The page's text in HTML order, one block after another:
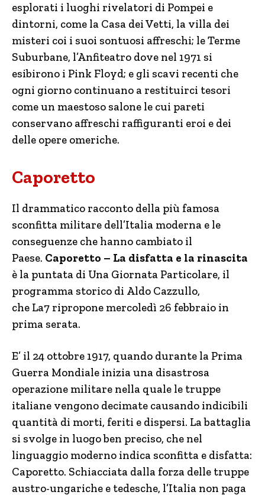
esplorati i luoghi rivelatori di Pompei e
dintorni, come la Casa dei Vetti, la villa dei
misteri coi i suoi sontuosi affreschi; le Terme
Suburbane, l’Anfiteatro dove nel 1971 si
esibirono i Pink Floyd; e gli scavi recenti che
ogni giorno continuano a restituirci tesori
come un maestoso salone le cui pareti
conservano affreschi raffiguranti eroi e dei
delle opere omeriche.
Caporetto
Il drammatico racconto della più famosa
sconfitta militare dell’Italia moderna e le
conseguenze che hanno cambiato il
Paese. Caporetto – La disfatta e la rinascita
è la puntata di Una Giornata Particolare, il
programma storico di Aldo Cazzullo,
che La7 ripropone mercoledì 26 febbraio in
prima serata.
E’ il 24 ottobre 1917, quando durante la Prima
Guerra Mondiale inizia una disastrosa
operazione militare nella quale le truppe
italiane vengono decimate causando indicibili
quantità di morti, feriti e dispersi. La battaglia
si svolge in luogo ben preciso, che nel
linguaggio moderno indica sconfitta e disfatta:
Caporetto. Schiacciata dalla forza delle truppe
austro-ungariche e tedesche, l’Italia non paga